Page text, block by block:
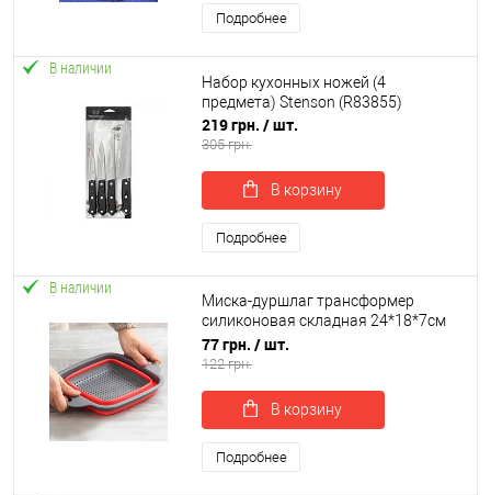
Подробнее
В наличии
Набор кухонных ножей (4
предмета) Stenson (R83855)
219 грн. / шт.
305 грн.
В корзину
Подробнее
В наличии
Миска-дуршлаг трансформер
силиконовая складная 24*18*7см
Stenson (MH-3825S)
77 грн. / шт.
122 грн.
В корзину
Подробнее